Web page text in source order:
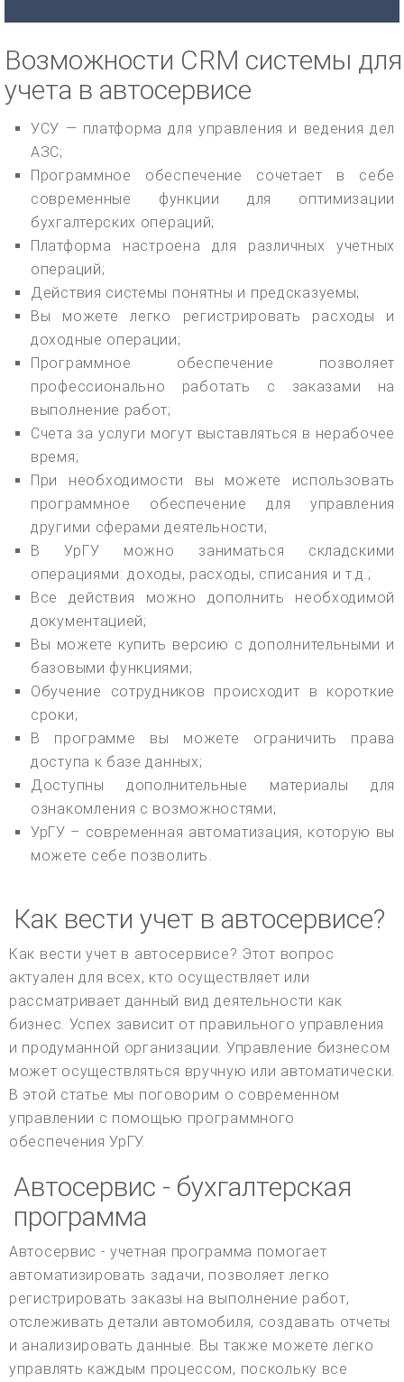
Возможности CRM системы для
учета в автосервисе
УСУ — платформа для управления и ведения дел
АЗС;
Программное обеспечение сочетает в себе
современные функции для оптимизации
бухгалтерских операций;
Платформа настроена для различных учетных
операций;
Действия системы понятны и предсказуемы;
Вы можете легко регистрировать расходы и
доходные операции;
Программное обеспечение позволяет
профессионально работать с заказами на
выполнение работ;
Счета за услуги могут выставляться в нерабочее
время;
При необходимости вы можете использовать
программное обеспечение для управления
другими сферами деятельности;
В УрГУ можно заниматься складскими
операциями: доходы, расходы, списания и т.д.;
Все действия можно дополнить необходимой
документацией;
Вы можете купить версию с дополнительными и
базовыми функциями;
Обучение сотрудников происходит в короткие
сроки;
В программе вы можете ограничить права
доступа к базе данных;
Доступны дополнительные материалы для
ознакомления с возможностями;
УрГУ – современная автоматизация, которую вы
можете себе позволить.
Как вести учет в автосервисе?
Как вести учет в автосервисе? Этот вопрос
актуален для всех, кто осуществляет или
рассматривает данный вид деятельности как
бизнес. Успех зависит от правильного управления
и продуманной организации. Управление бизнесом
может осуществляться вручную или автоматически.
В этой статье мы поговорим о современном
управлении с помощью программного
обеспечения УрГУ.
Автосервис - бухгалтерская
программа
Автосервис - учетная программа помогает
автоматизировать задачи, позволяет легко
регистрировать заказы на выполнение работ,
отслеживать детали автомобиля, создавать отчеты
и анализировать данные. Вы также можете легко
управлять каждым процессом, поскольку все